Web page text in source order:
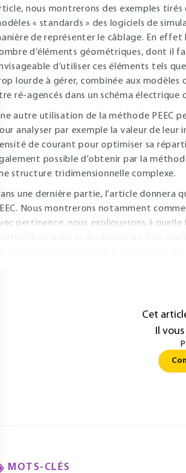
nous montrerons des exemples
« standards » des logiciels de
de représenter le câblage. En effet
d’éléments géométriques, dont il
d’utiliser ces éléments tels
lourde à gérer, combinée aux modèles
ré-agencés dans un schéma
autre utilisation de la méthode PEEC
analyser par exemple la valeur de
de courant pour optimiser sa
possible d’obtenir par la
structure tridimensionnelle complexe.
une dernière partie, l’article donnera
Nous montrerons notamment
pertinence, nous expliquerons à
Cet
Il
MOTS-CLÉS